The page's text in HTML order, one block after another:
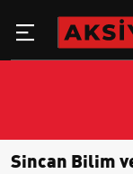
Sincan Bilim